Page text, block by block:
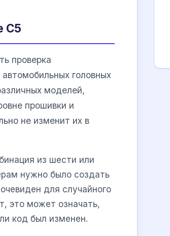
C5
проверка
головных
моделей,
прошивки и
не изменит их в
из шести или
нужно было создать
для случайного
это может означать,
код был изменен.